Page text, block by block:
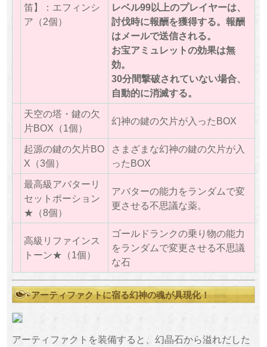
笛】：エフィンシ
ア（2個）
レベル99以上のプレイヤーは、
討伐時に報酬を獲得する。報酬
はメールで送信される。
お宝アミュレットの効果は無
効。
30分間撃破されていない場合、
自動的に消滅する。
天空の塔・鍵の欠
片BOX（1個）
幻神の鍵の欠片が入ったBOX
起源の鍵の欠片BO
X（3個）
さまざまな幻神の鍵の欠片が入
ったBOX
最高級アバターリ
セットポーション
★（8個）
アバターの能力をランダムで変
更させる不思議な薬。
高級リファインス
トーン★（1個）
ゴールドランクの乗り物の能力
をランダムで変更させる不思議
な石
アーティファクトに宿る幻神の魂が具現化！
アーティファクトを装備すると、幻晶石から溢れだした